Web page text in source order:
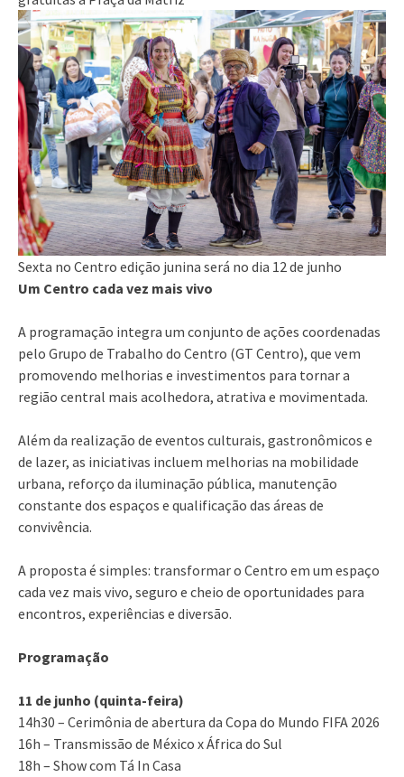
Sexta no Centro edição junina será no dia 12 de junho
Um Centro cada vez mais vivo
A programação integra um conjunto de ações coordenadas
pelo Grupo de Trabalho do Centro (GT Centro), que vem
promovendo melhorias e investimentos para tornar a
região central mais acolhedora, atrativa e movimentada.
Além da realização de eventos culturais, gastronômicos e
de lazer, as iniciativas incluem melhorias na mobilidade
urbana, reforço da iluminação pública, manutenção
constante dos espaços e qualificação das áreas de
convivência.
A proposta é simples: transformar o Centro em um espaço
cada vez mais vivo, seguro e cheio de oportunidades para
encontros, experiências e diversão.
Programação
11 de junho (quinta-feira)
14h30 – Cerimônia de abertura da Copa do Mundo FIFA 2026
16h – Transmissão de México x África do Sul
18h – Show com Tá In Casa